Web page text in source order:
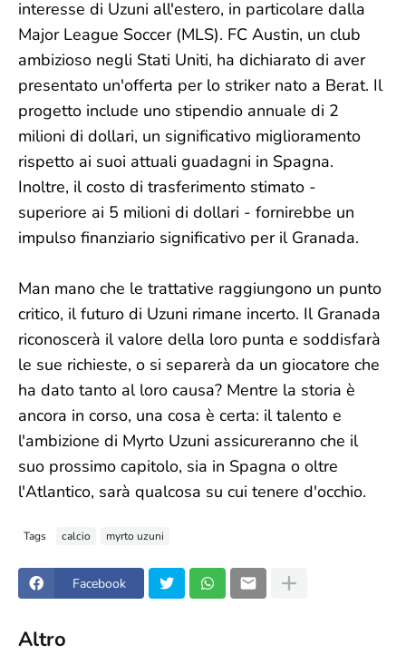
interesse di Uzuni all'estero, in particolare dalla
Major League Soccer (MLS). FC Austin, un club
ambizioso negli Stati Uniti, ha dichiarato di aver
presentato un'offerta per lo striker nato a Berat. Il
progetto include uno stipendio annuale di 2
milioni di dollari, un significativo miglioramento
rispetto ai suoi attuali guadagni in Spagna.
Inoltre, il costo di trasferimento stimato -
superiore ai 5 milioni di dollari - fornirebbe un
impulso finanziario significativo per il Granada.
Man mano che le trattative raggiungono un punto
critico, il futuro di Uzuni rimane incerto. Il Granada
riconoscerà il valore della loro punta e soddisfarà
le sue richieste, o si separerà da un giocatore che
ha dato tanto al loro causa? Mentre la storia è
ancora in corso, una cosa è certa: il talento e
l'ambizione di Myrto Uzuni assicureranno che il
suo prossimo capitolo, sia in Spagna o oltre
l'Atlantico, sarà qualcosa su cui tenere d'occhio.
Tags calcio myrto uzuni
Facebook
Altro